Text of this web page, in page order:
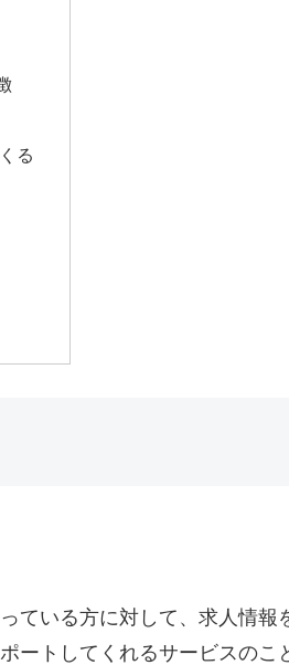
る
ている方に対して、求人情報
ートしてくれるサービスのこ